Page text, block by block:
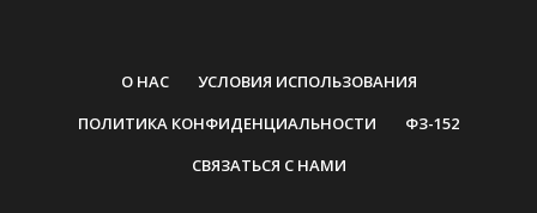
О НАС
УСЛОВИЯ ИСПОЛЬЗОВАНИЯ
ПОЛИТИКА КОНФИДЕНЦИАЛЬНОСТИ
ФЗ-152
СВЯЗАТЬСЯ С НАМИ